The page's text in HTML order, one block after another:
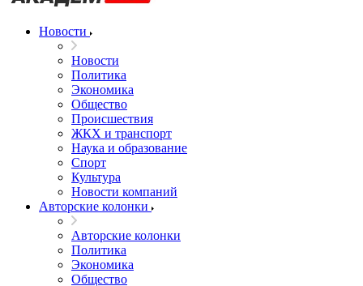
Новости
Новости
Политика
Экономика
Общество
Происшествия
ЖКХ и транспорт
Наука и образование
Спорт
Культура
Новости компаний
Авторские колонки
Авторские колонки
Политика
Экономика
Общество